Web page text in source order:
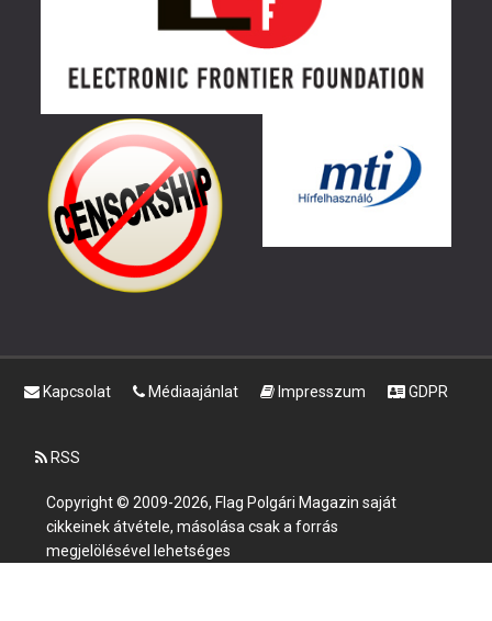
Kapcsolat Médiaajánlat Impresszum GDPR
RSS
Copyright © 2009-2026, Flag Polgári Magazin saját
cikkeinek átvétele, másolása csak a forrás
megjelölésével lehetséges